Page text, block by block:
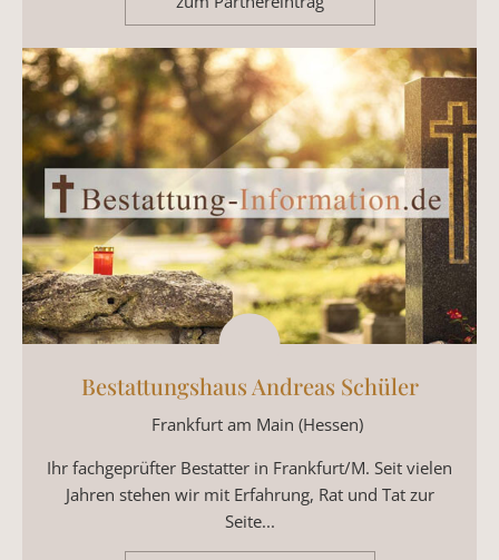
Bestattungshaus Andreas Schüler
Frankfurt am Main (Hessen)
Ihr fachgeprüfter Bestatter in Frankfurt/M. Seit vielen
Jahren stehen wir mit Erfahrung, Rat und Tat zur
Seite...